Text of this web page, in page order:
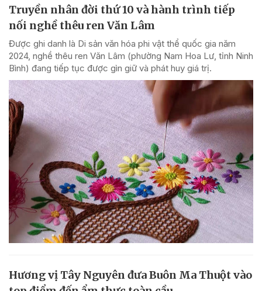
Truyền nhân đời thứ 10 và hành trình tiếp
nối nghề thêu ren Văn Lâm
Được ghi danh là Di sản văn hóa phi vật thể quốc gia năm
2024, nghề thêu ren Văn Lâm (phường Nam Hoa Lư, tỉnh Ninh
Bình) đang tiếp tục được gìn giữ và phát huy giá trị.
Hương vị Tây Nguyên đưa Buôn Ma Thuột vào